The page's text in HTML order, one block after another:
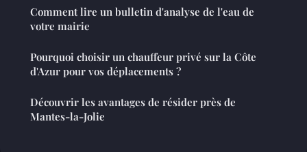
Comment lire un bulletin d'analyse de l'eau de
votre mairie
Pourquoi choisir un chauffeur privé sur la Côte
d'Azur pour vos déplacements ?
Découvrir les avantages de résider près de
Mantes-la-Jolie